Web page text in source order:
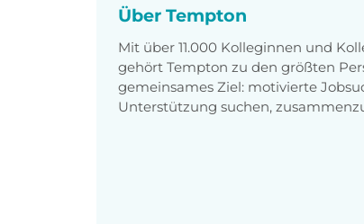
Über Tempton
Mit über 11.000 Kolleginnen und
gehört Tempton zu den größten
gemeinsames Ziel: motivierte
Unterstützung suchen,